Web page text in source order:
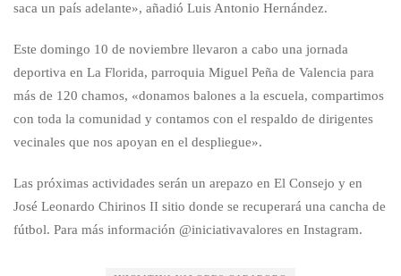
saca un país adelante», añadió Luis Antonio Hernández.
Este domingo 10 de noviembre llevaron a cabo una jornada
deportiva en La Florida, parroquia Miguel Peña de Valencia para
más de 120 chamos, «donamos balones a la escuela, compartimos
con toda la comunidad y contamos con el respaldo de dirigentes
vecinales que nos apoyan en el despliegue».
Las próximas actividades serán un arepazo en El Consejo y en
José Leonardo Chirinos II sitio donde se recuperará una cancha de
fútbol. Para más información @iniciativavalores en Instagram.